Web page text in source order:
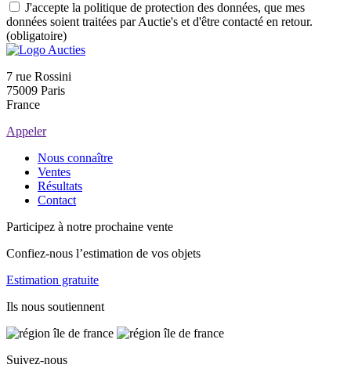
J'accepte la politique de protection des données, que mes
données soient traitées par Auctie's et d'être contacté en retour.
(obligatoire)
7 rue Rossini
75009 Paris
France
Appeler
Nous connaître
Ventes
Résultats
Contact
Participez à notre prochaine vente
Confiez-nous l’estimation de vos objets
Estimation gratuite
Ils nous soutiennent
Suivez-nous